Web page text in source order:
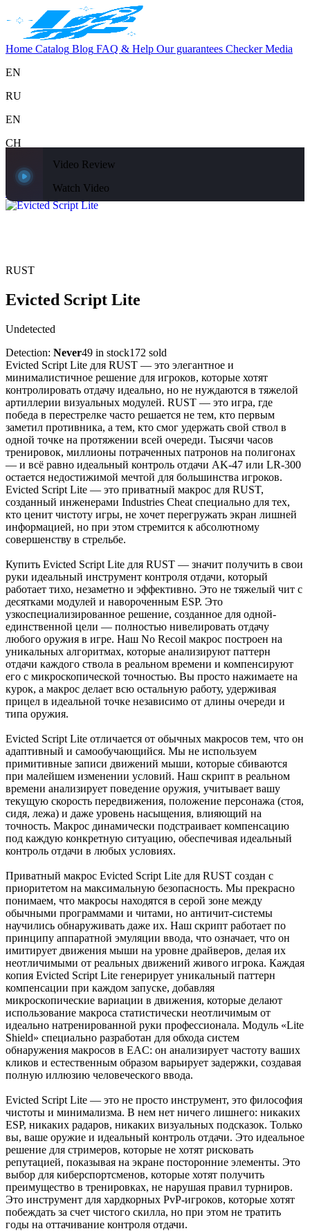
Home Catalog Blog FAQ & Help Our guarantees Checker Media
EN
RU
EN
CH
Support
Home
Home
CatalogRUSTEvicted Script Lite
Video Review
Watch Video
RUST
Evicted Script Lite
Undetected
Detection: Never49 in stock172 sold
Evicted Script Lite для RUST — это элегантное и
минималистичное решение для игроков, которые хотят
контролировать отдачу идеально, но не нуждаются в тяжелой
артиллерии визуальных модулей. RUST — это игра, где
победа в перестрелке часто решается не тем, кто первым
заметил противника, а тем, кто смог удержать свой ствол в
одной точке на протяжении всей очереди. Тысячи часов
тренировок, миллионы потраченных патронов на полигонах
— и всё равно идеальный контроль отдачи AK-47 или LR-300
остается недостижимой мечтой для большинства игроков.
Evicted Script Lite — это приватный макрос для RUST,
созданный инженерами Industries Cheat специально для тех,
кто ценит чистоту игры, не хочет перегружать экран лишней
информацией, но при этом стремится к абсолютному
совершенству в стрельбе.
Купить Evicted Script Lite для RUST — значит получить в свои
руки идеальный инструмент контроля отдачи, который
работает тихо, незаметно и эффективно. Это не тяжелый чит с
десятками модулей и навороченным ESP. Это
узкоспециализированное решение, созданное для одной-
единственной цели — полностью нивелировать отдачу
любого оружия в игре. Наш No Recoil макрос построен на
уникальных алгоритмах, которые анализируют паттерн
отдачи каждого ствола в реальном времени и компенсируют
его с микроскопической точностью. Вы просто нажимаете на
курок, а макрос делает всю остальную работу, удерживая
прицел в идеальной точке независимо от длины очереди и
типа оружия.
Evicted Script Lite отличается от обычных макросов тем, что он
адаптивный и самообучающийся. Мы не используем
примитивные записи движений мыши, которые сбиваются
при малейшем изменении условий. Наш скрипт в реальном
времени анализирует поведение оружия, учитывает вашу
текущую скорость передвижения, положение персонажа (стоя,
сидя, лежа) и даже уровень насыщения, влияющий на
точность. Макрос динамически подстраивает компенсацию
под каждую конкретную ситуацию, обеспечивая идеальный
контроль отдачи в любых условиях.
Приватный макрос Evicted Script Lite для RUST создан с
приоритетом на максимальную безопасность. Мы прекрасно
понимаем, что макросы находятся в серой зоне между
обычными программами и читами, но античит-системы
научились обнаруживать даже их. Наш скрипт работает по
принципу аппаратной эмуляции ввода, что означает, что он
имитирует движения мыши на уровне драйверов, делая их
неотличимыми от реальных движений живого игрока. Каждая
копия Evicted Script Lite генерирует уникальный паттерн
компенсации при каждом запуске, добавляя
микроскопические вариации в движения, которые делают
использование макроса статистически неотличимым от
идеально натренированной руки профессионала. Модуль «Lite
Shield» специально разработан для обхода систем
обнаружения макросов в EAC: он анализирует частоту ваших
кликов и естественным образом варьирует задержки, создавая
полную иллюзию человеческого ввода.
Evicted Script Lite — это не просто инструмент, это философия
чистоты и минимализма. В нем нет ничего лишнего: никаких
ESP, никаких радаров, никаких визуальных подсказок. Только
вы, ваше оружие и идеальный контроль отдачи. Это идеальное
решение для стримеров, которые не хотят рисковать
репутацией, показывая на экране посторонние элементы. Это
выбор для киберспортсменов, которые хотят получить
преимущество в тренировках, не нарушая правил турниров.
Это инструмент для хардкорных PvP-игроков, которые хотят
побеждать за счет чистого скилла, но при этом не тратить
годы на оттачивание контроля отдачи.